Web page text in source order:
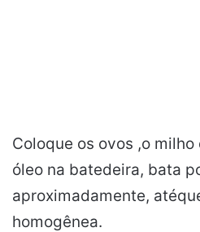
Coloque os ovos ,o
óleo na batedeira, bata
aproximadamente,
homogênea.